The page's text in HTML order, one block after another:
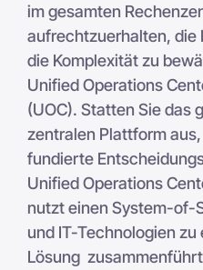
im gesamten
aufrechtzuerhalten, die
die Komplexität zu
Unified Operations
(UOC). Statten Sie das
zentralen Plattform
fundierte
Unified Operations
nutzt einen System-of-
und IT-Technologien
Lösung